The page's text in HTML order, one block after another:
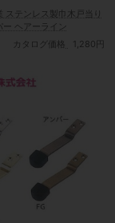
ステンレス製巾木戸当り
ー ヘアーライン
カタログ価格
1,280円